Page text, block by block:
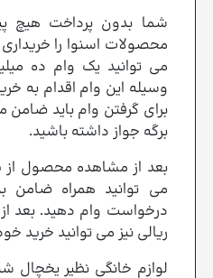
شما بدون پرداخت هیچ
محصولات اسنوا را خریداری
می توانید یک وام ده
وسیله این وام اقدام به
برای گرفتن وام باید
برگه جواز داشته باشید.
بعد از مشاهده محصول از
می توانید همراه ضامن
درخواست وام دهید. بعد
ریالی نیز می توانید خرید
لوازم خانگی نظیر یخچال